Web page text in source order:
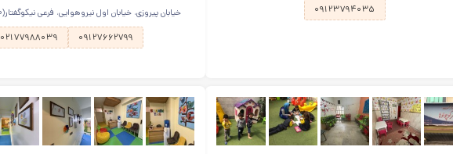
۰۹۱۲۳۷۹۴۰۳۵
خیابان پیروزی، خیابان اول نیروهوایی، فرعی نیکوگفتار(۱/۳۰)، پلاک۳۱
۰۹۱۲۷۶۶۲۷۹۹
۰۲۱۷۷۹۸۸۰۳۹